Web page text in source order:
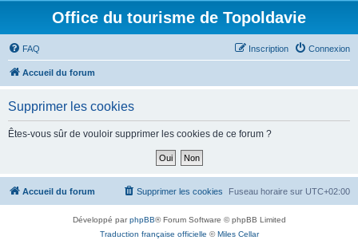
Office du tourisme de Topoldavie
FAQ Connexion
Inscription
Accueil du forum
Supprimer les cookies
Êtes-vous sûr de vouloir supprimer les cookies de ce forum ?
Accueil du forum Fuseau horaire sur UTC+02:00
Supprimer les cookies
Développé parphpBB® Forum Software © phpBB Limited
Traduction française officielle ©Miles Cellar